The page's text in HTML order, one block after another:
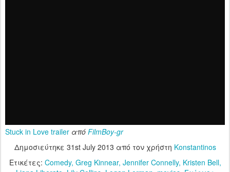
Stuck in Love trailer από FilmBoy-gr
Δημοσιεύτηκε 31st July 2013 από τον χρήστη Konstantinos
Ετικέτες: Comedy Greg Kinnear Jennifer Connelly Kristen Bell